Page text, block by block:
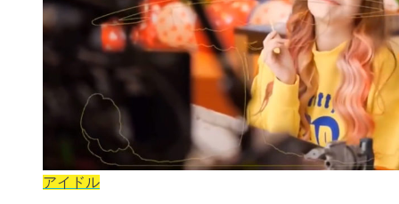
アイドル